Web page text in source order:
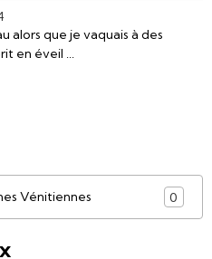
alors que je vaquais à des
en éveil ...
Vénitiennes 0